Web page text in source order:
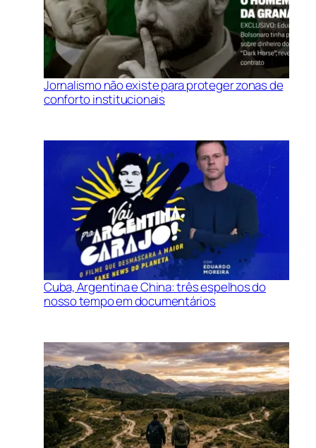
Jornalismo não existe para proteger zonas de
conforto institucionais
Cuba, Argentina e China: três espelhos do
nosso tempo em documentários